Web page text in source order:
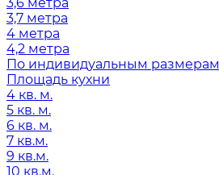
3,7 метра
4 метра
4,2 метра
По индивидуальным размерам
Площадь кухни
4 кв. м.
5 кв. м.
6 кв. м.
7 кв.м.
9 кв.м.
10 кв.м.